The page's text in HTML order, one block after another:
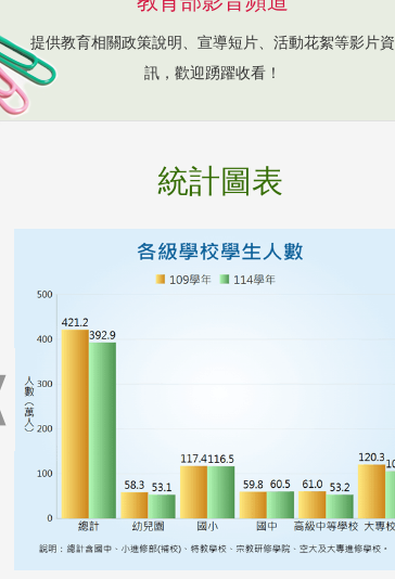
提供教育相關政策說明、宣導短片、活動花絮等影片資
訊，歡迎踴躍收看！
統計圖表